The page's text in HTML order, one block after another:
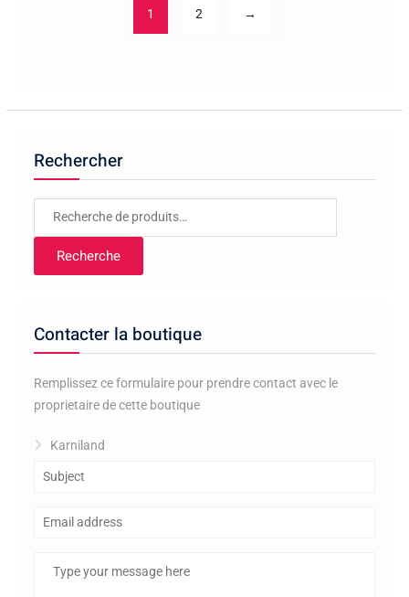
1 2 →
Rechercher
Recherche
Recherche
Contacter la boutique
Remplissez ce formulaire pour prendre contact avec le
proprietaire de cette boutique
Karniland